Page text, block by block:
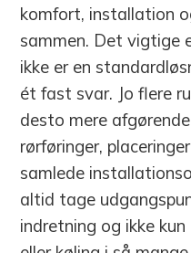
komfort, installation
sammen. Det vigtige
ikke er en
ét fast svar. Jo flere
desto mere
rørføringer,
samlede
altid tage
indretning og ikke